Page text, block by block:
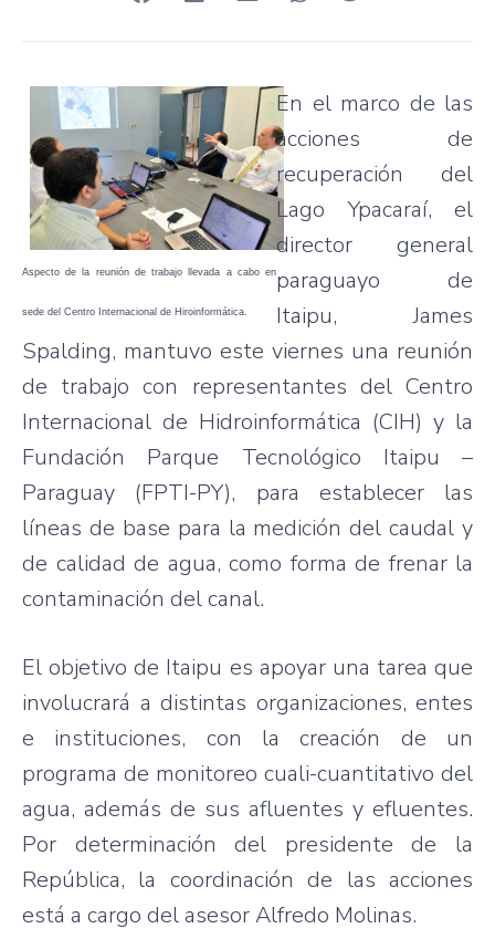
Aspecto de la reunión de trabajo llevada a cabo en
sede del Centro Internacional de Hiroinformática.
En el marco de las
acciones de
recuperación del
Lago Ypacaraí, el
director general
paraguayo de
Itaipu, James
Spalding, mantuvo este viernes una reunión
de trabajo con representantes del Centro
Internacional de Hidroinformática (CIH) y la
Fundación Parque Tecnológico Itaipu –
Paraguay (FPTI-PY), para establecer las
líneas de base para la medición del caudal y
de calidad de agua, como forma de frenar la
contaminación del canal.
El objetivo de Itaipu es apoyar una tarea que
involucrará a distintas organizaciones, entes
e instituciones, con la creación de un
programa de monitoreo cuali-cuantitativo del
agua, además de sus afluentes y efluentes.
Por determinación del presidente de la
República, la coordinación de las acciones
está a cargo del asesor Alfredo Molinas.